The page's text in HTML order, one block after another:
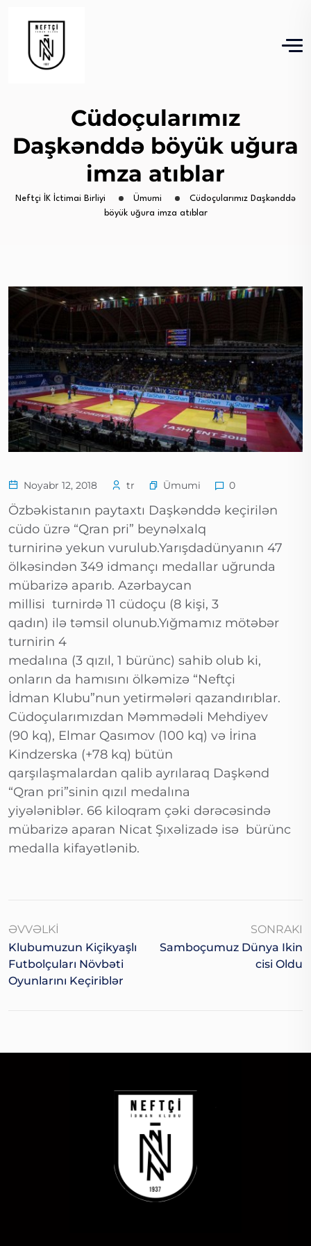
Cüdoçularımız
Daşkənddə böyük uğura
imza atıblar
Neftçi İK İctimai Birliyi Ümumi
Cüdoçularımız Daşkənddə
böyük uğura imza atıblar
Noyabr 12, 2018 tr Ümumi 0
Özbəkistanın paytaxtı Daşkənddə keçirilən
cüdo üzrə “Qran pri” beynəlxalq
turnirinə yekun vurulub.Yarışdadünyanın 47
ölkəsindən 349 idmançı medallar uğrunda
mübarizə aparıb. Azərbaycan
millisi turnirdə 11 cüdoçu (8 kişi, 3
qadın) ilə təmsil olunub.Yığmamız mötəbər
turnirin 4
medalına (3 qızıl, 1 bürünc) sahib olub ki,
onların da hamısını ölkəmizə “Neftçi
İdman Klubu”nun yetirmələri qazandırıblar.
Cüdoçularımızdan Məmmədəli Mehdiyev
(90 kq), Elmar Qasımov (100 kq) və İrina
Kindzerska (+78 kq) bütün
qarşılaşmalardan qalib ayrılaraq Daşkənd
“Qran pri”sinin qızıl medalına
yiyələniblər. 66 kiloqram çəki dərəcəsində
mübarizə aparan Nicat Şıxəlizadə isə bürünc
medalla kifayətlənib.
ƏVVƏLKI
Klubumuzun Kiçikyaşlı
Futbolçuları Növbəti
Oyunlarını Keçiriblər
SONRAKI
Samboçumuz Dünya Ikin
Cisi Oldu